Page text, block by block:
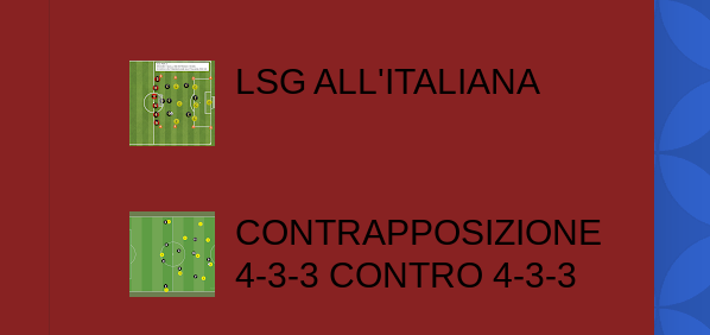
LSG ALL'ITALIANA
CONTRAPPOSIZIONE
4-3-3 CONTRO 4-3-3